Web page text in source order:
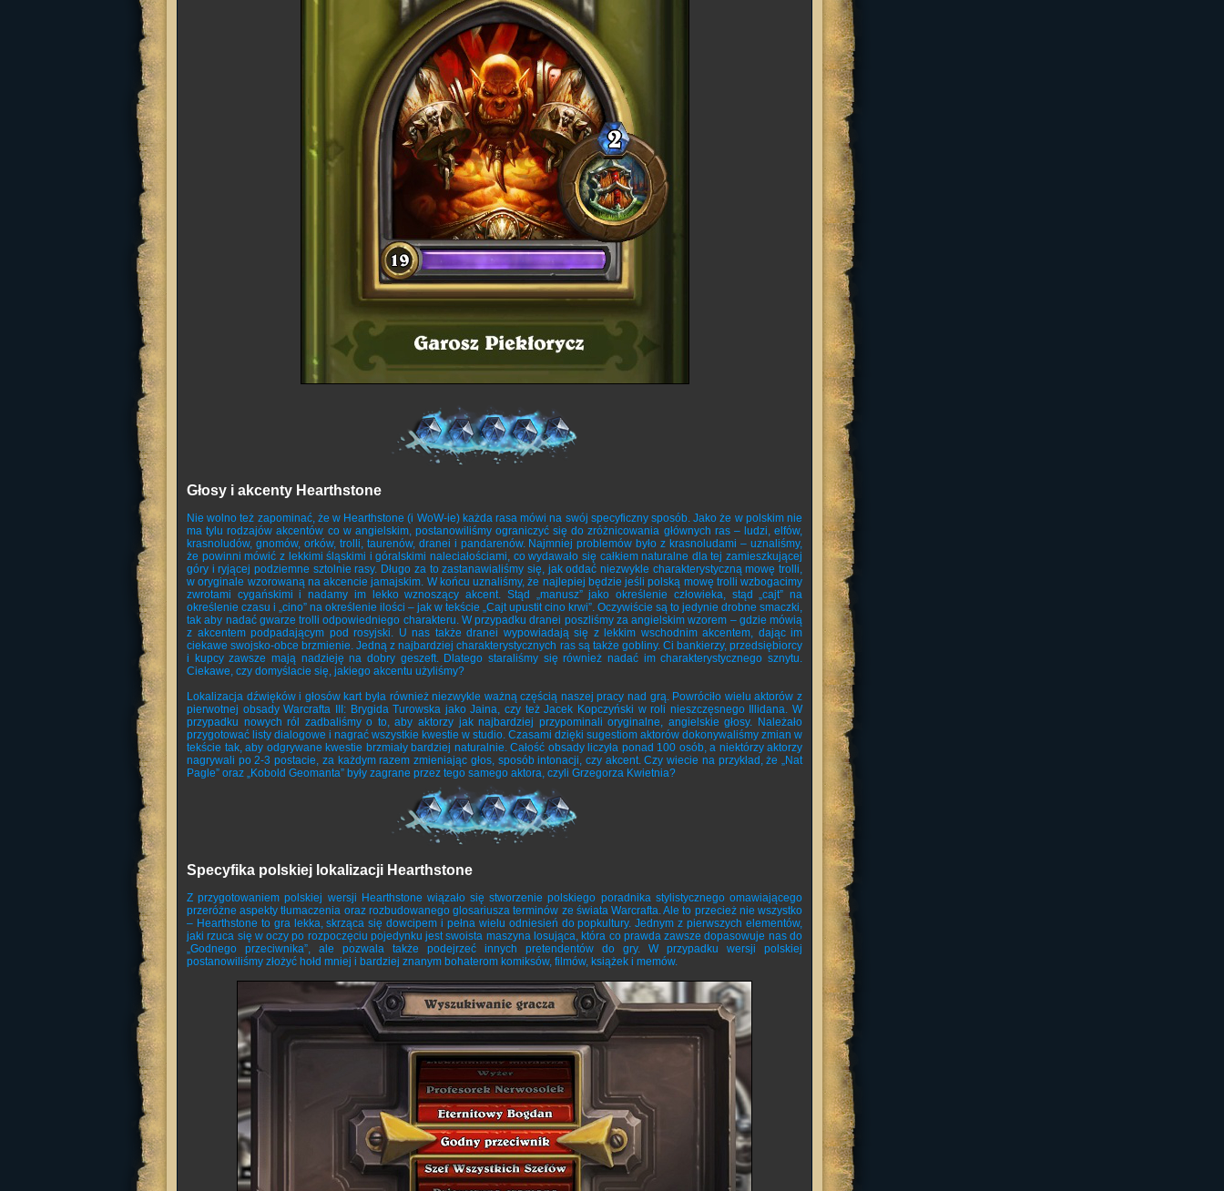
Głosy i akcenty Hearthstone
Nie wolno też zapominać, że w Hearthstone (i WoW-ie) każda rasa mówi na swój specyficzny sposób. Jako że w polskim nie
ma tylu rodzajów akcentów co w angielskim, postanowiliśmy ograniczyć się do zróżnicowania głównych ras – ludzi, elfów,
krasnoludów, gnomów, orków, trolli, taurenów, dranei i pandarenów. Najmniej problemów było z krasnoludami – uznaliśmy,
że powinni mówić z lekkimi śląskimi i góralskimi naleciałościami, co wydawało się całkiem naturalne dla tej zamieszkującej
góry i ryjącej podziemne sztolnie rasy. Długo za to zastanawialiśmy się, jak oddać niezwykle charakterystyczną mowę trolli,
w oryginale wzorowaną na akcencie jamajskim. W końcu uznaliśmy, że najlepiej będzie jeśli polską mowę trolli wzbogacimy
zwrotami cygańskimi i nadamy im lekko wznoszący akcent. Stąd „manusz” jako określenie człowieka, stąd „cajt” na
określenie czasu i „cino” na określenie ilości – jak w tekście „Cajt upustit cino krwi”. Oczywiście są to jedynie drobne smaczki,
tak aby nadać gwarze trolli odpowiedniego charakteru. W przypadku dranei poszliśmy za angielskim wzorem – gdzie mówią
z akcentem podpadającym pod rosyjski. U nas także dranei wypowiadają się z lekkim wschodnim akcentem, dając im
ciekawe swojsko-obce brzmienie. Jedną z najbardziej charakterystycznych ras są także gobliny. Ci bankierzy, przedsiębiorcy
i kupcy zawsze mają nadzieję na dobry geszeft. Dlatego staraliśmy się również nadać im charakterystycznego sznytu.
Ciekawe, czy domyślacie się, jakiego akcentu użyliśmy?
Lokalizacja dźwięków i głosów kart była również niezwykle ważną częścią naszej pracy nad grą. Powróciło wielu aktorów z
pierwotnej obsady Warcrafta III: Brygida Turowska jako Jaina, czy też Jacek Kopczyński w roli nieszczęsnego Illidana. W
przypadku nowych ról zadbaliśmy o to, aby aktorzy jak najbardziej przypominali oryginalne, angielskie głosy. Należało
przygotować listy dialogowe i nagrać wszystkie kwestie w studio. Czasami dzięki sugestiom aktorów dokonywaliśmy zmian w
tekście tak, aby odgrywane kwestie brzmiały bardziej naturalnie. Całość obsady liczyła ponad 100 osób, a niektórzy aktorzy
nagrywali po 2-3 postacie, za każdym razem zmieniając głos, sposób intonacji, czy akcent. Czy wiecie na przykład, że „Nat
Pagle” oraz „Kobold Geomanta” były zagrane przez tego samego aktora, czyli Grzegorza Kwietnia?
Specyfika polskiej lokalizacji Hearthstone
Z przygotowaniem polskiej wersji Hearthstone wiązało się stworzenie polskiego poradnika stylistycznego omawiającego
przeróżne aspekty tłumaczenia oraz rozbudowanego glosariusza terminów ze świata Warcrafta. Ale to przecież nie wszystko
– Hearthstone to gra lekka, skrząca się dowcipem i pełna wielu odniesień do popkultury. Jednym z pierwszych elementów,
jaki rzuca się w oczy po rozpoczęciu pojedynku jest swoista maszyna losująca, która co prawda zawsze dopasowuje nas do
„Godnego przeciwnika”, ale pozwala także podejrzeć innych pretendentów do gry. W przypadku wersji polskiej
postanowiliśmy złożyć hołd mniej i bardziej znanym bohaterom komiksów, filmów, książek i memów.